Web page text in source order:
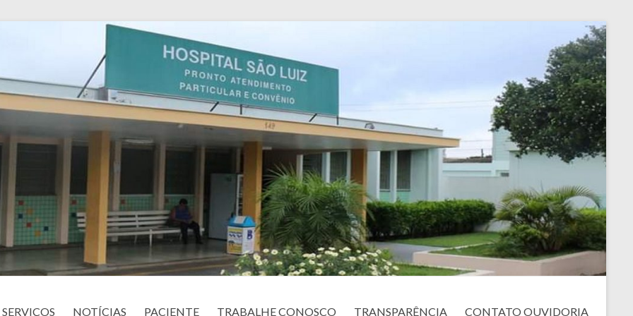
SERVIÇOS NOTÍCIAS PACIENTE TRABALHE CONOSCO TRANSPARÊNCIA CONTATO OUVIDORIA